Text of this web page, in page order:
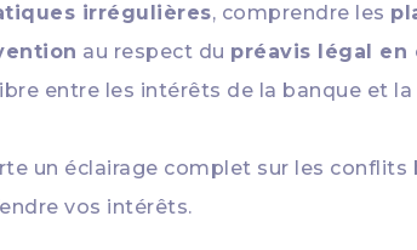
irrégulières, comprendre les
au respect du préavis légal en
entre les intérêts de la banque et
un éclairage complet sur les
vos intérêts.